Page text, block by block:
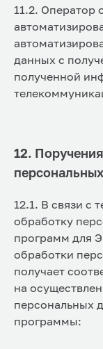
11.2. Оператор
данных с
полученной
12.
12.1. В связи с
обработку
программ для
обработки
получает
на
персональных
программы: